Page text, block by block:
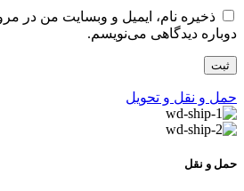
ذخیره نام، ایمیل و وبسایت من در
دوباره دیدگاهی می‌نویسم.
حمل و نقل و تحویل
حمل و نقل